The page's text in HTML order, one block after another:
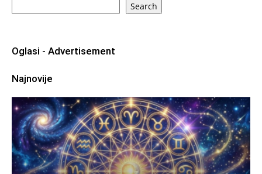
Search
Oglasi - Advertisement
Najnovije